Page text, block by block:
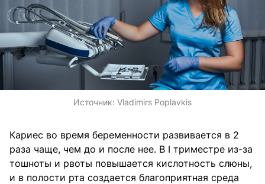
Источник: Vladimirs Poplavkis
Кариес во время беременности развивается в 2
раза чаще, чем до и после нее. В I триместре из-за
тошноты и рвоты повышается кислотность слюны,
и в полости рта создается благоприятная среда